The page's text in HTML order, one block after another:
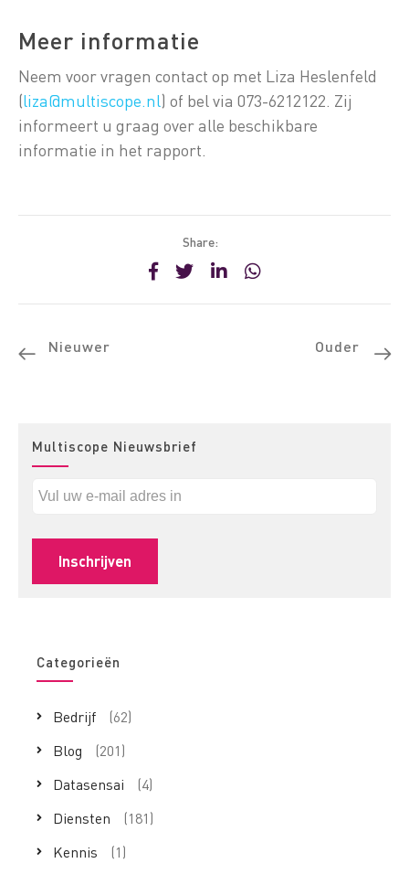
Meer informatie
Neem voor vragen contact op met Liza Heslenfeld
(liza@multiscope.nl) of bel via 073-6212122. Zij
informeert u graag over alle beschikbare
informatie in het rapport.
Share:
Nieuwer Ouder
Multiscope Nieuwsbrief
Categorieën
Bedrijf
(62)
Blog
(201)
Datasensai
(4)
Diensten
(181)
Kennis
(1)